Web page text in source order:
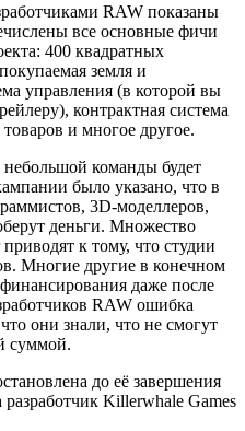
RAW показаны
все основные фичи
400 квадратных
земля и
управления (в которой вы
контрактная система
и многое другое.
команды будет
было указано, что в
3D-моделлеров,
деньги. Множество
к тому, что студии
Многие другие в конечном
даже после
RAW ошибка
они знали, что не смогут
суммой.
до её завершения
Killerwhale Games